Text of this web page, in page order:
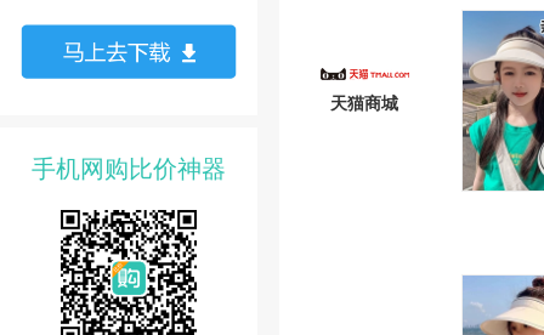
手机网购比价神器
天猫商城